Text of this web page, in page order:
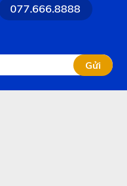
077.666.8888
Gửi